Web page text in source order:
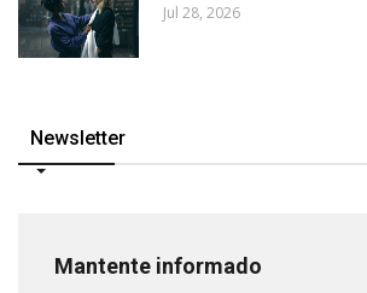
Jul 28, 2026
Newsletter
Mantente informado